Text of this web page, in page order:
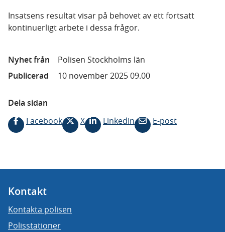
Insatsens resultat visar på behovet av ett fortsatt
kontinuerligt arbete i dessa frågor.
Nyhet från
Polisen Stockholms län
Publicerad
10 november 2025 09.00
Dela sidan
Facebook
X LinkedIn E-post
Kontakt
Kontakta polisen
Polisstationer